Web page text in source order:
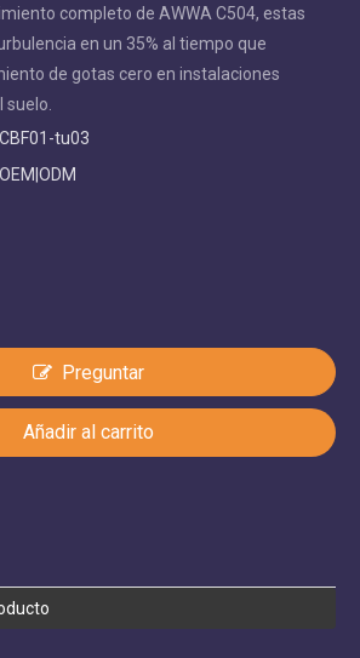
completo de AWWA C504, estas
en un 35% al ​​tiempo que
de gotas cero en instalaciones
suelo.
CBF01-tu03
OEM|ODM
Preguntar
Añadir al carrito